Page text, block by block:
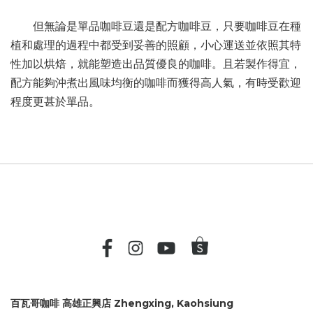
但無論是單品咖啡豆還是配方咖啡豆，只要咖啡豆在種
植和處理的過程中都受到妥善的照顧，小心運送並依照其特
性加以烘焙，就能塑造出品質優良的咖啡。且若製作得宜，
配方能夠沖煮出風味均衡的咖啡而獲得高人氣，有時受歡迎
程度更甚於單品。
百瓦哥咖啡 高雄正興店 Zhengxing, Kaohsiung